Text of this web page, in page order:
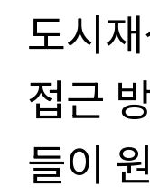
도시
접근
들이